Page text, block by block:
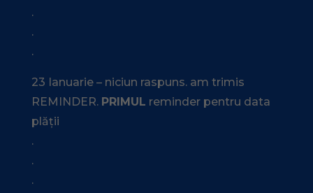
.
.
.
23 Ianuarie – niciun raspuns. am trimis
REMINDER. PRIMUL reminder pentru data
plății
.
.
.